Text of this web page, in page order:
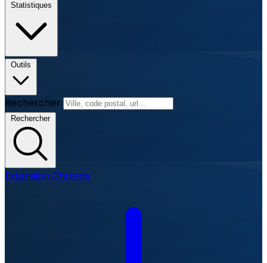
Statistiques
Outils
Rechercher
Rechercher
Extension Chrome